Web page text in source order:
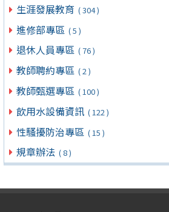
生涯發展教育 ( 304 )
進修部專區 ( 5 )
退休人員專區 ( 76 )
教師聘約專區 ( 2 )
教師甄選專區 ( 100 )
飲用水設備資訊 ( 122 )
性騷擾防治專區 ( 15 )
規章辦法 ( 8 )